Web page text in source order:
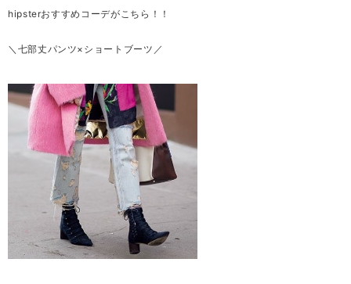
hipsterおすすめコーデがこちら！！
＼七部丈パンツ×ショートブーツ／